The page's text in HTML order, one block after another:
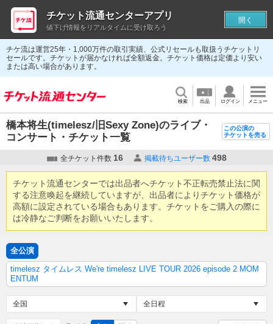
チケ流は運営25年・1,000万件の取引実績、公式リセールも取扱うチケットリ
セールです。チケットが届かなければ全額返金。チケット価格は定価より安い
または高い場合があります。
検索 出品 ログイン メニュー
橋本将生(timelesz/旧Sexy Zone)のライブ・
コンサート・チケット一覧
この公演の
チケットを売る
全チケット件数 16 掲載待ちユーザー数 498
チケット流通センターでは出品者へチケット不正転売禁止法に関
する注意喚起を継続していますが、出品者によりチケット価格が
高額に設定されている場合もあります。チケットをご購入の際に
は冷静なご判断をお願いいたします。
全公演
timelesz タイムレス We're timelesz LIVE TOUR 2026 episode 2 MOM
ENTUM
チケット流通センターアプリ
値下げ情報をリアルタイムに受け取ろう
開く